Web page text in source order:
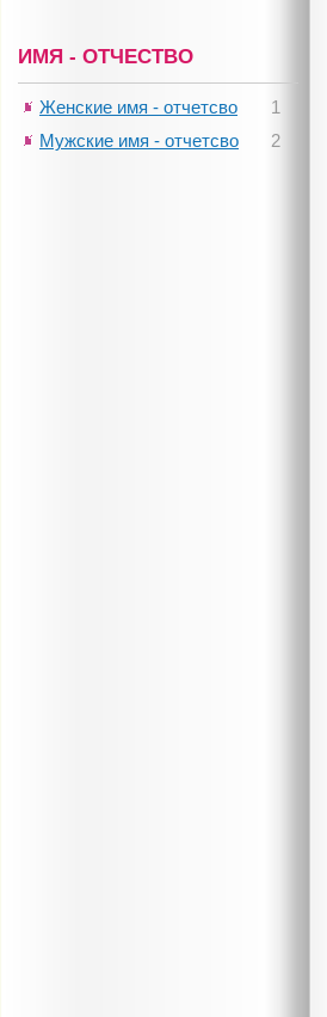
ИМЯ - ОТЧЕСТВО
1
Женские имя - отчетсво
2
Мужские имя - отчетсво